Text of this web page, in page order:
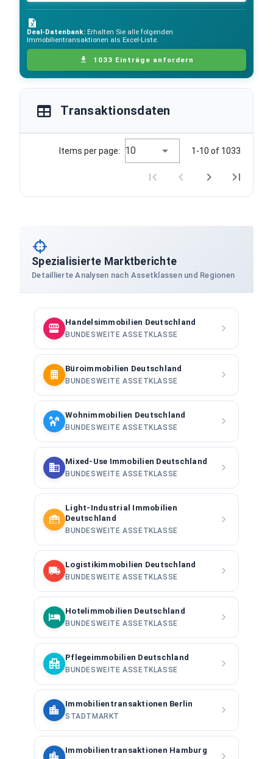
Deal-Datenbank: Erhalten Sie alle folgenden
Immobilientransaktionen als Excel-Liste.
1033 Einträge anfordern
Transaktionsdaten
Items per page: 10 1-10 of 1033
Spezialisierte Marktberichte
Detaillierte Analysen nach Assetklassen und Regionen
Handelsimmobilien Deutschland
BUNDESWEITE ASSETKLASSE
Büroimmobilien Deutschland
BUNDESWEITE ASSETKLASSE
Wohnimmobilien Deutschland
BUNDESWEITE ASSETKLASSE
Mixed-Use Immobilien Deutschland
BUNDESWEITE ASSETKLASSE
Light-Industrial Immobilien
Deutschland
BUNDESWEITE ASSETKLASSE
Logistikimmobilien Deutschland
BUNDESWEITE ASSETKLASSE
Hotelimmobilien Deutschland
BUNDESWEITE ASSETKLASSE
Pflegeimmobilien Deutschland
BUNDESWEITE ASSETKLASSE
Immobilientransaktionen Berlin
STADTMARKT
Immobilientransaktionen Hamburg